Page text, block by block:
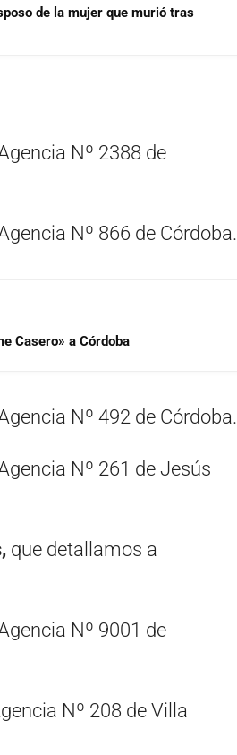
de la mujer que murió tras
Nº 2388 de
Nº 866 de Córdoba.
Casero» a Córdoba
Nº 492 de Córdoba.
Nº 261 de Jesús
que detallamos a
Nº 9001 de
Nº 208 de Villa